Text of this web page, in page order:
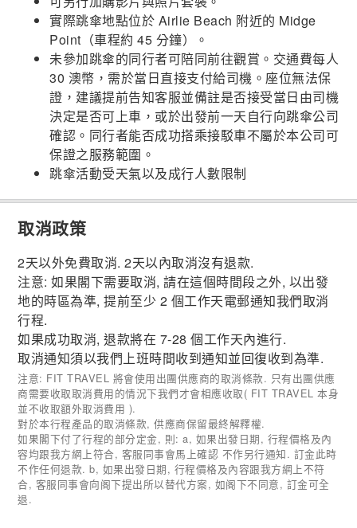
實際跳傘地點位於 Airlie Beach 附近的 Midge
Point（車程約 45 分鐘）。
未參加跳傘的同行者可陪同前往觀賞。交通費每人
30 澳幣，需於當日直接支付給司機。座位無法保
證，建議提前告知客服並備註是否接受當日由司機
決定是否可上車，或於出發前一天自行向跳傘公司
確認。同行者能否成功搭乘接駁車不屬於本公司可
保證之服務範圍。
跳傘活動受天氣以及成行人數限制
取消政策
2天以外免費取消. 2天以內取消沒有退款.
注意: 如果閣下需要取消, 請在這個時間段之外, 以出發
地的時區為準, 提前至少 2 個工作天電郵通知我們取消
行程.
如果成功取消, 退款將在 7-28 個工作天內進行.
取消通知須以我們上班時間收到通知並回復收到為準.
注意: FIT TRAVEL 將會使用出團供應商的取消條款. 只有出團供應
商需要收取取消費用的情況下我們才會相應收取( FIT TRAVEL 本身
並不收取額外取消費用 ).
對於本行程產品的取消條款, 供應商保留最終解釋權.
如果閣下付了行程的部分定金, 則: a, 如果出發日期, 行程價格及內
容均跟我方網上符合, 客服同事會馬上確認 不作另行通知. 訂金此時
不作任何退款. b, 如果出發日期, 行程價格及內容跟我方網上不符
合, 客服同事會向阁下提出所以替代方案, 如阁下不同意, 訂金可全
退.